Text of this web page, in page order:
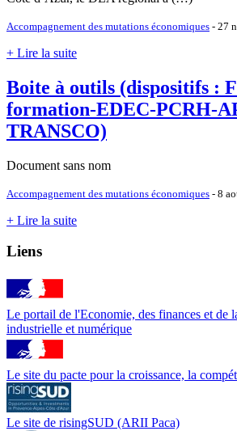
Accompagnement des mutations économiques - 27
+ Lire la suite
Boite à outils (dispositifs :
formation-EDEC-PCRH-
TRANSCO)
Document sans nom
Accompagnement des mutations économiques - 8
+ Lire la suite
Liens
Le portail de l'Economie, des finances et de
industrielle et numérique
Le site du pacte pour la croissance, la
Le site de risingSUD (ARII Paca)